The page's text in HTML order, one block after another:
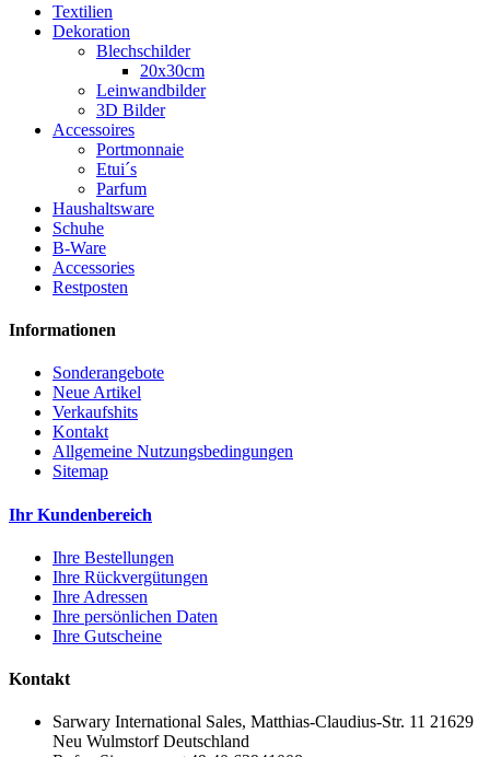
Textilien
Dekoration
Blechschilder
20x30cm
Leinwandbilder
3D Bilder
Accessoires
Portmonnaie
Etui´s
Parfum
Haushaltsware
Schuhe
B-Ware
Accessories
Restposten
Informationen
Sonderangebote
Neue Artikel
Verkaufshits
Kontakt
Allgemeine Nutzungsbedingungen
Sitemap
Ihr Kundenbereich
Ihre Bestellungen
Ihre Rückvergütungen
Ihre Adressen
Ihre persönlichen Daten
Ihre Gutscheine
Kontakt
Sarwary International Sales, Matthias-Claudius-Str. 11 21629
Neu Wulmstorf Deutschland